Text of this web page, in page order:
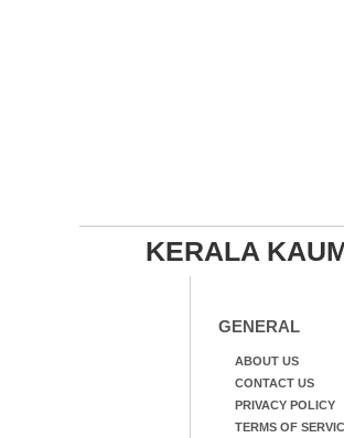
KERALA
GENERAL
ABOUT US
CONTACT US
PRIVACY POLICY
TERMS OF